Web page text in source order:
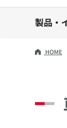
製品・
HOME